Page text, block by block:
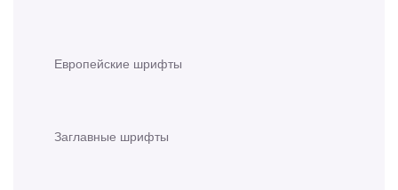
Европейские шрифты
Заглавные шрифты